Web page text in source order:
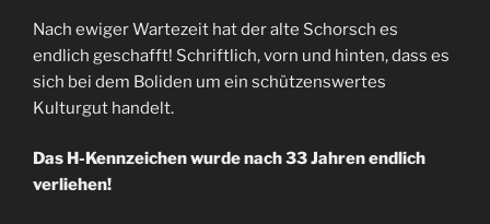
Nach ewiger Wartezeit hat der alte Schorsch es
endlich geschafft! Schriftlich, vorn und hinten, dass es
sich bei dem Boliden um ein schützenswertes
Kulturgut handelt.
Das H-Kennzeichen wurde nach 33 Jahren endlich
verliehen!